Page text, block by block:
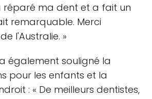
réparé ma dent et a fait un
remarquable. Merci
l'Australie. »
également souligné la
pour les enfants et la
: « De meilleurs dentistes,